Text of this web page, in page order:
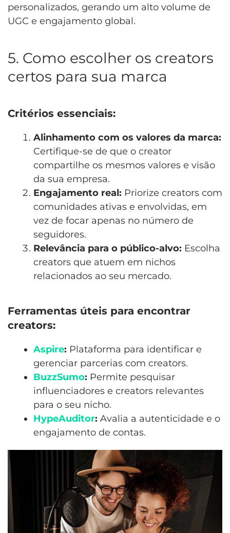
personalizados, gerando um alto volume de
UGC e engajamento global.
5. Como escolher os creators
certos para sua marca
Critérios essenciais:
Alinhamento com os valores da marca:
Certifique-se de que o creator
compartilhe os mesmos valores e visão
da sua empresa.
Engajamento real: Priorize creators com
comunidades ativas e envolvidas, em
vez de focar apenas no número de
seguidores.
Relevância para o público-alvo: Escolha
creators que atuem em nichos
relacionados ao seu mercado.
Ferramentas úteis para encontrar
creators:
Aspire: Plataforma para identificar e
gerenciar parcerias com creators.
BuzzSumo: Permite pesquisar
influenciadores e creators relevantes
para o seu nicho.
HypeAuditor: Avalia a autenticidade e o
engajamento de contas.